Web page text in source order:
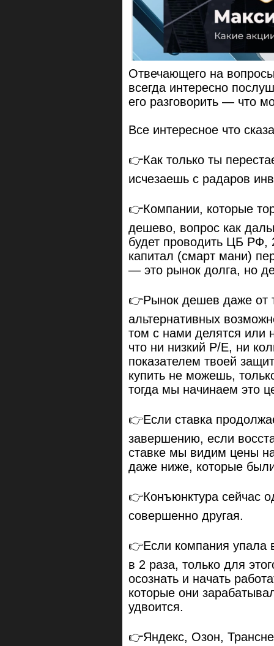
Отвечающего на
всегда интересно
его разговорить — что
Все интересное что
👉Как только ты
исчезаешь с радаров
👉Компании, которые
дешево, вопрос как
будет проводить ЦБ РФ,
капитал (смарт мани)
— это рынок долга, но
👉Рынок дешев даже от
альтернативных
том с нами делятся или
что ни низкий P/E, ни
показателем твоей
купить не можешь,
тогда мы начинаем это
👉Если ставка
завершению, если
ставке мы видим цены
даже ниже, которые
👉Конъюнктура сейчас
совершенно другая.
👉Если компания упала
в 2 раза, только для
осознать и начать
которые они
удвоится.
👉Яндекс, Озон,